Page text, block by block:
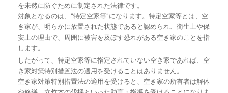
を未然に防ぐために制定された法律です。
対象となるのは、“特定空家等”になります。特定空家等とは、空
き家が、明らかに放置された状態であると認められ、衛生上や保
安上の理由で、周囲に被害を及ぼす恐れがある空き家のことを指
します。
したがって、特定空家等に指定されていない空き家であれば、空
き家対策特別措置法の適用を受けることはありません。
空き家対策特別措置法の適用を受けると、空き家の所有者は解体